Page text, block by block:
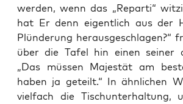
wer­den, wenn das „Repar­ti“
hat Er denn eigent­lich aus der
Plün­de­rung her­aus­ge­schla­gen?“
über die Tafel hin einen sei­ner
„Das müs­sen Majes­tät am
haben ja geteilt.“ In ähn­li­chen
viel­fach die Tisch­un­ter­hal­tung,